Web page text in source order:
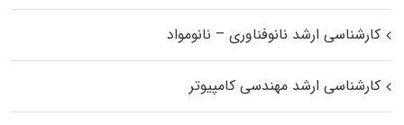
کارشناسی ارشد نانوفناوری – نانومواد
کارشناسی ارشد مهندسی کامپیوتر